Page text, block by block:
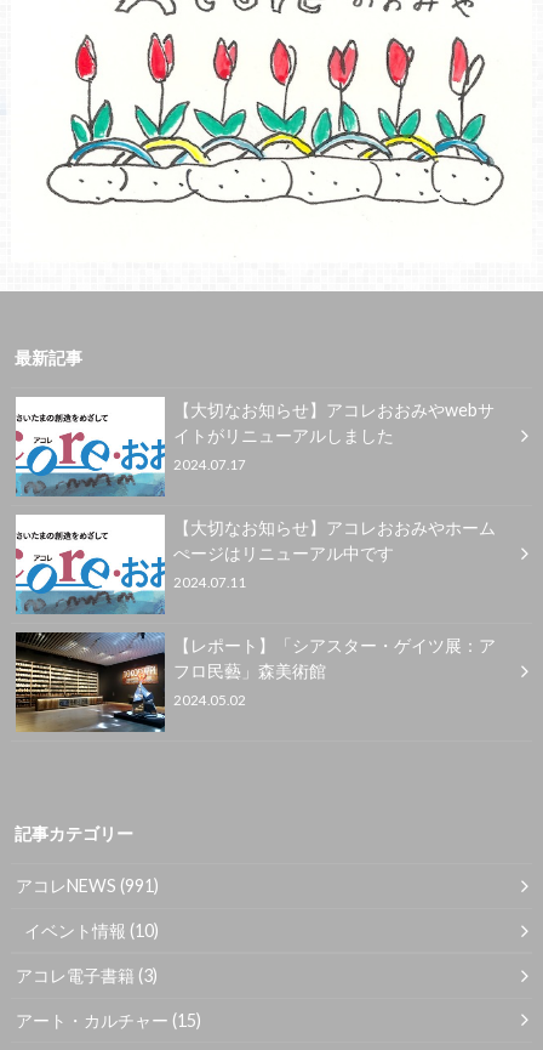
最新記事
【大切なお知らせ】アコレおおみやwebサ
イトがリニューアルしました
2024.07.17
【大切なお知らせ】アコレおおみやホーム
ぺージはリニューアル中です
2024.07.11
【レポート】「シアスター・ゲイツ展：ア
フロ民藝」森美術館
2024.05.02
記事カテゴリー
アコレNEWS (991)
イベント情報 (10)
アコレ電子書籍 (3)
アート・カルチャー (15)